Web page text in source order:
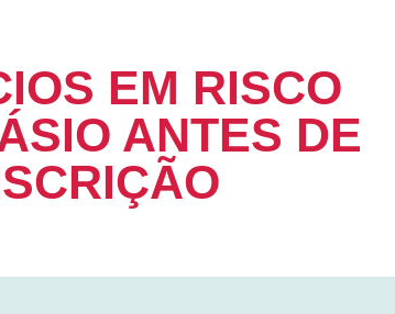
EM RISCO
ANTES DE